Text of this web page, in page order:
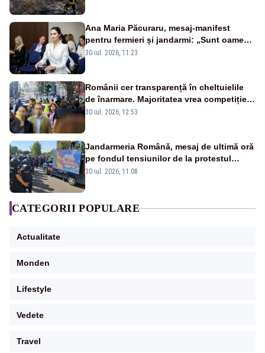
Ana Maria Păcuraru, mesaj-manifest
pentru fermieri și jandarmi: „Sunt oameni
disperați, nu sunt răufăcători”
30 iul. 2026, 11:23
Românii cer transparență în cheltuielile
de înarmare. Majoritatea vrea competiție
reală și industrie locală – SONDAJ
30 iul. 2026, 12:53
Jandarmeria Română, mesaj de ultimă oră
pe fondul tensiunilor de la protestul
masiv al fermierilor - VIDEO
30 iul. 2026, 11:08
CATEGORII POPULARE
Actualitate
Monden
Lifestyle
Vedete
Travel